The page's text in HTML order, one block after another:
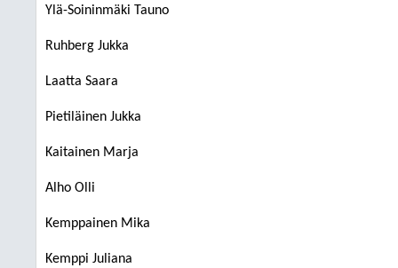
Ylä-Soininmäki Tauno
Ruhberg Jukka
Laatta Saara
Pietiläinen Jukka
Kaitainen Marja
Alho Olli
Kemppainen Mika
Kemppi Juliana